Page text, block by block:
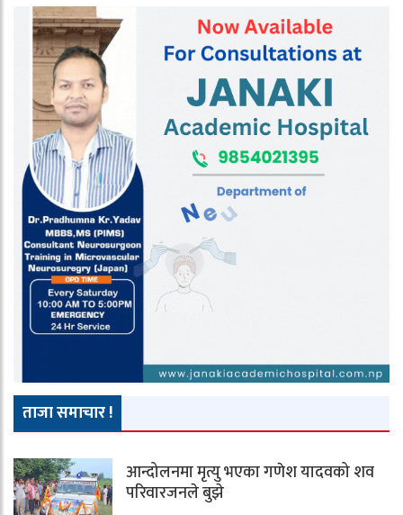
ताजा समाचार !
आन्दोलनमा मृत्यु भएका गणेश यादवको शव
परिवारजनले बुझे